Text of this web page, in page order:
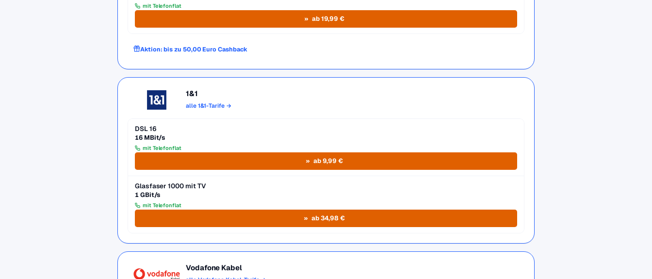
mit Telefonflat
ab 19,99 €
Aktion: bis zu 50,00 Euro Cashback
1&1
alle 1&1-Tarife →
DSL 16
16 MBit/s
mit Telefonflat
ab 9,99 €
Glasfaser 1000 mit TV
1 GBit/s
mit Telefonflat
ab 34,98 €
Vodafone Kabel